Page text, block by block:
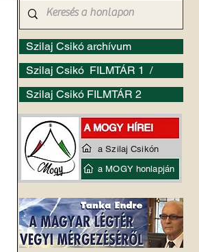
Szilaj Csikó archívum
Szilaj Csikó FILMTÁR 1 /
Szilaj Csikó FILMTÁR 2
a Szilaj Csikón
a MOGY honlapján